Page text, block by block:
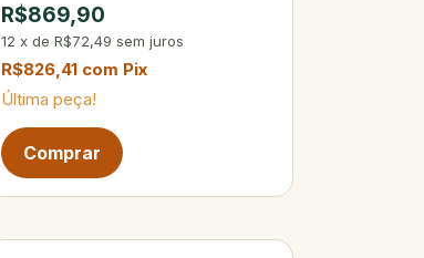
R$869,90
12 x de R$72,49 sem juros
R$826,41 com Pix
Última peça!